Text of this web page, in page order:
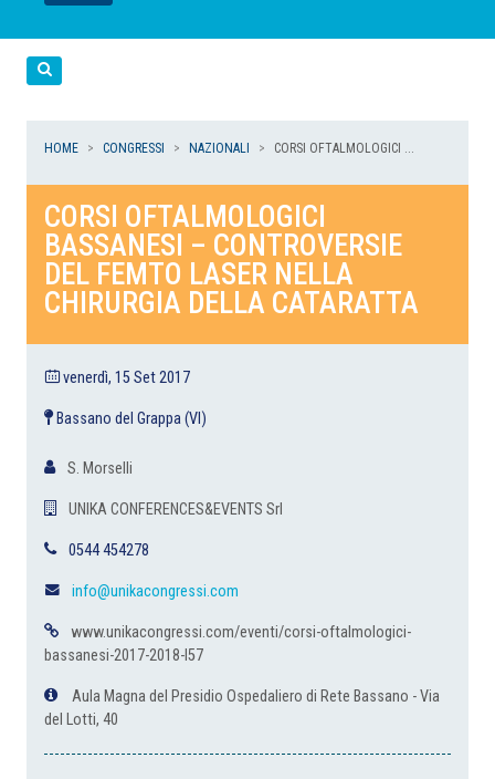
LEGGI
LEGGI
LEGGI
LEGGI
HOME CONGRESSI NAZIONALI CORSI OFTALMOLOGICI ...
CORSI OFTALMOLOGICI
BASSANESI – CONTROVERSIE
DEL FEMTO LASER NELLA
CHIRURGIA DELLA CATARATTA
venerdì, 15 Set 2017
Bassano del Grappa (VI)
S. Morselli
UNIKA CONFERENCES&EVENTS Srl
0544 454278
info@unikacongressi.com
www.unikacongressi.com/eventi/corsi-oftalmologici-
bassanesi-2017-2018-l57
Aula Magna del Presidio Ospedaliero di Rete Bassano - Via
del Lotti, 40